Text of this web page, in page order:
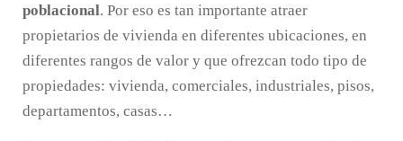
poblacional. Por eso es tan importante atraer
propietarios de vivienda en diferentes ubicaciones, en
diferentes rangos de valor y que ofrezcan todo tipo de
propiedades: vivienda, comerciales, industriales, pisos,
departamentos, casas…